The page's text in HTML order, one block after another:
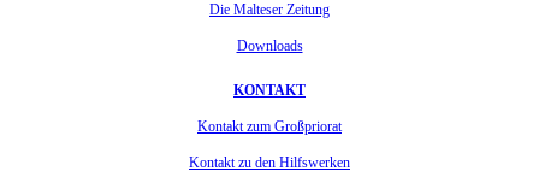
Die Malteser Zeitung
Downloads
KONTAKT
Kontakt zum Großpriorat
Kontakt zu den Hilfswerken